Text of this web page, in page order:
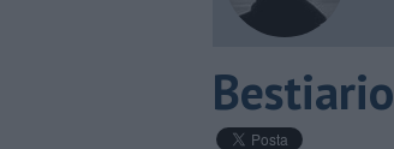
Bestiario